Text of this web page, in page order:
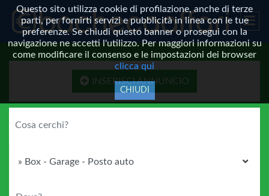
Questo sito utilizza cookie di profilazione, anche di terze
parti, per fornirti servizi e pubblicità in linea con le tue
preferenze. Se chiudi questo banner o prosegui con la
navigazione ne accetti l'utilizzo. Per maggiori informazioni su
come modificare il consenso e le impostazioni dei browser
clicca qui
CHIUDI
INSERISCI ANNUNCIO